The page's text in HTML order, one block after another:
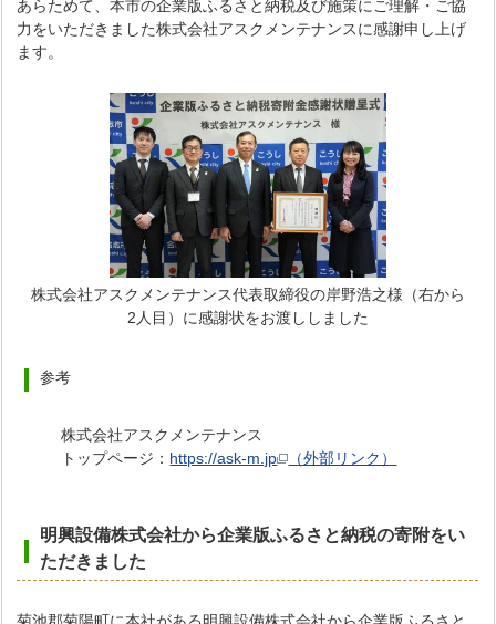
あらためて、本市の企業版ふるさと納税及び施策にご理解・ご協
力をいただきました株式会社アスクメンテナンスに感謝申し上げ
ます。
株式会社アスクメンテナンス代表取締役の岸野浩之様（右から
2人目）に感謝状をお渡ししました
参考
株式会社アスクメンテナンス
トップページ： https://ask-m.jp （外部リンク）
明興設備株式会社から企業版ふるさと納税の寄附をい
ただきました